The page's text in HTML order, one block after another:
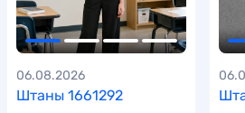
Штаны 1661292
06.08.2026